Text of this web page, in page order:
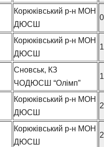
Корюківський р-н МОН
ДЮСШ
Корюківський р-н МОН
ДЮСШ
Сновськ, КЗ
ЧОДЮСШ “Олімп”
Корюківський р-н МОН
ДЮСШ
Корюківський р-н МОН
ДЮСШ